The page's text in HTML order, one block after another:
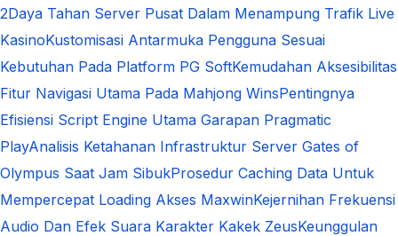
2Daya Tahan Server Pusat Dalam Menampung Trafik Live
KasinoKustomisasi Antarmuka Pengguna Sesuai
Kebutuhan Pada Platform PG SoftKemudahan Aksesibilitas
Fitur Navigasi Utama Pada Mahjong WinsPentingnya
Efisiensi Script Engine Utama Garapan Pragmatic
PlayAnalisis Ketahanan Infrastruktur Server Gates of
Olympus Saat Jam SibukProsedur Caching Data Untuk
Mempercepat Loading Akses MaxwinKejernihan Frekuensi
Audio Dan Efek Suara Karakter Kakek ZeusKeunggulan